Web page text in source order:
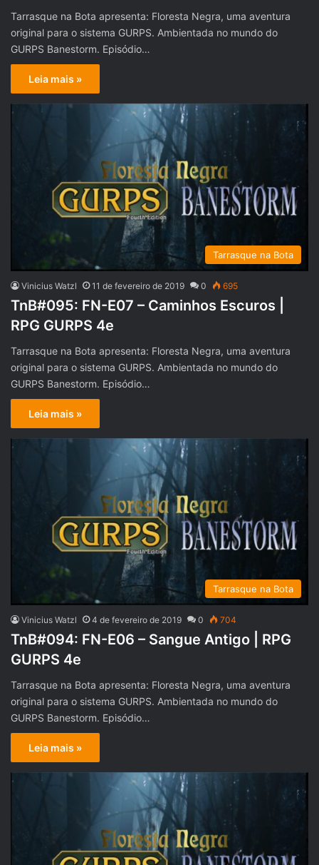
Tarrasque na Bota apresenta: Floresta Negra, uma aventura
original para o sistema GURPS. Ambientada no mundo do
GURPS Banestorm. Episódio…
Leia mais »
Tarrasque na Bota
Vinicius Watzl 11 de fevereiro de 2019 0 695
TnB#095: FN-E07 – Caminhos Escuros |
RPG GURPS 4e
Tarrasque na Bota apresenta: Floresta Negra, uma aventura
original para o sistema GURPS. Ambientada no mundo do
GURPS Banestorm. Episódio…
Leia mais »
Tarrasque na Bota
Vinicius Watzl 4 de fevereiro de 2019 0 704
TnB#094: FN-E06 – Sangue Antigo | RPG
GURPS 4e
Tarrasque na Bota apresenta: Floresta Negra, uma aventura
original para o sistema GURPS. Ambientada no mundo do
GURPS Banestorm. Episódio…
Leia mais »